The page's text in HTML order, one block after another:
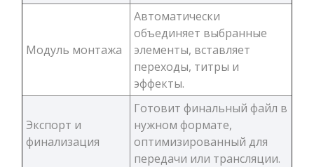
Модуль монтажа
Автоматически
объединяет выбранные
элементы, вставляет
переходы, титры и
эффекты.
Экспорт и
финализация
Готовит финальный файл в
нужном формате,
оптимизированный для
передачи или трансляции.